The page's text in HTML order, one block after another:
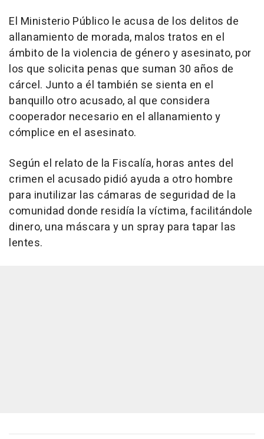
El Ministerio Público le acusa de los delitos de
allanamiento de morada, malos tratos en el
ámbito de la violencia de género y asesinato, por
los que solicita penas que suman 30 años de
cárcel. Junto a él también se sienta en el
banquillo otro acusado, al que considera
cooperador necesario en el allanamiento y
cómplice en el asesinato.
Según el relato de la Fiscalía, horas antes del
crimen el acusado pidió ayuda a otro hombre
para inutilizar las cámaras de seguridad de la
comunidad donde residía la víctima, facilitándole
dinero, una máscara y un spray para tapar las
lentes.